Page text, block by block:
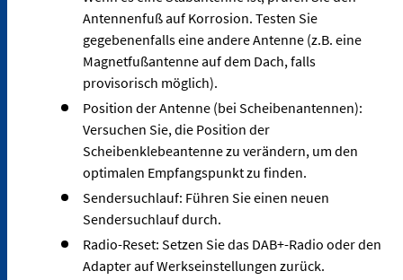
Antennenfuß auf Korrosion. Testen Sie
gegebenenfalls eine andere Antenne (z.B. eine
Magnetfußantenne auf dem Dach, falls
provisorisch möglich).
Position der Antenne (bei Scheibenantennen):
Versuchen Sie, die Position der
Scheibenklebeantenne zu verändern, um den
optimalen Empfangspunkt zu finden.
Sendersuchlauf: Führen Sie einen neuen
Sendersuchlauf durch.
Radio-Reset: Setzen Sie das DAB+-Radio oder den
Adapter auf Werkseinstellungen zurück.